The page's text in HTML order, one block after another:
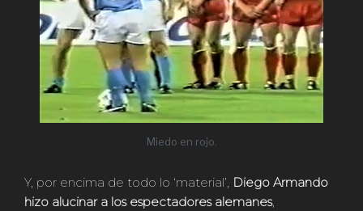
Miedo en rojo.
Y, por encima de todo lo ‘material’, Diego Armando
hizo alucinar a los espectadores alemanes,